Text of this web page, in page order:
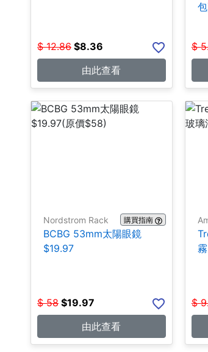
$ 12.86 $8.36
由此查看
$
Nordstrom Rack 購買指南
BCBG 53mm太陽眼鏡
$19.97
$ 58 $19.97
由此查看
$